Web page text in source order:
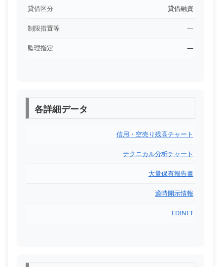
貸借区分 貸借融資
制限措置等 ―
監理指定 ―
各詳細データ
信用・空売り残高チャート
テクニカル分析チャート
大量保有報告書
適時開示情報
EDINET